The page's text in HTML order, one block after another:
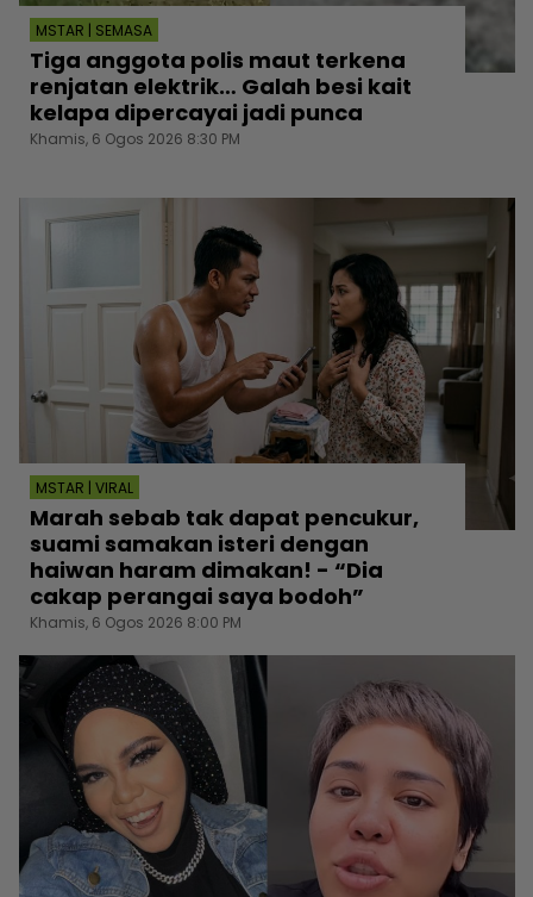
MSTAR | SEMASA
Tiga anggota polis maut terkena
renjatan elektrik… Galah besi kait
kelapa dipercayai jadi punca
Khamis, 6 Ogos 2026 8:30 PM
MSTAR | VIRAL
Marah sebab tak dapat pencukur,
suami samakan isteri dengan
haiwan haram dimakan! - “Dia
cakap perangai saya bodoh”
Khamis, 6 Ogos 2026 8:00 PM